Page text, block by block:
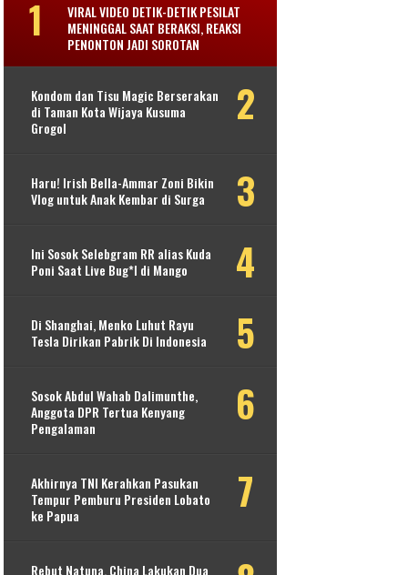
VIRAL VIDEO DETIK-DETIK PESILAT
MENINGGAL SAAT BERAKSI, REAKSI
PENONTON JADI SOROTAN
Kondom dan Tisu Magic Berserakan
di Taman Kota Wijaya Kusuma
Grogol
Haru! Irish Bella-Ammar Zoni Bikin
Vlog untuk Anak Kembar di Surga
Ini Sosok Selebgram RR alias Kuda
Poni Saat Live Bug*l di Mango
Di Shanghai, Menko Luhut Rayu
Tesla Dirikan Pabrik Di Indonesia
Sosok Abdul Wahab Dalimunthe,
Anggota DPR Tertua Kenyang
Pengalaman
Akhirnya TNI Kerahkan Pasukan
Tempur Pemburu Presiden Lobato
ke Papua
Rebut Natuna, China Lakukan Dua